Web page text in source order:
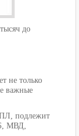
до
не только
важные
подлежит
МВД,